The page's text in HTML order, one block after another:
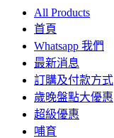
All Products
首頁
Whatsapp 我們
最新消息
訂購及付款方式
歲晚盤點大優惠
超級優惠
哺育